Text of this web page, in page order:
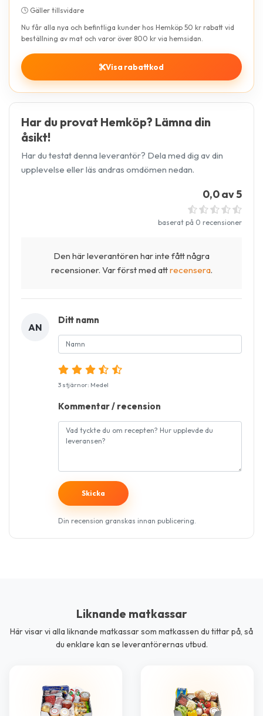
Gäller tillsvidare
Nu får alla nya och befintliga kunder hos Hemköp 50 kr rabatt vid
beställning av mat och varor över 800 kr via hemsidan.
Visa rabattkod
Har du provat Hemköp? Lämna din
åsikt!
Har du testat denna leverantör? Dela med dig av din
upplevelse eller läs andras omdömen nedan.
0,0 av 5
baserat på 0 recensioner
Den här leverantören har inte fått några
recensioner. Var först med attrecensera.
AN
Ditt namn
3 stjärnor: Medel
Kommentar / recension
Din recension granskas innan publicering.
Liknande matkassar
Här visar vi alla liknande matkassar som matkassen du tittar på, så
du enklare kan se leverantörernas utbud.